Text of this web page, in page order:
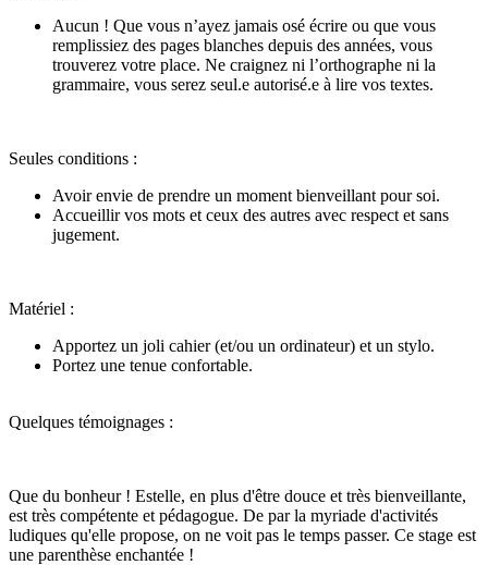
Aucun ! Que vous n’ayez jamais osé écrire ou que vous
remplissiez des pages blanches depuis des années, vous
trouverez votre place. Ne craignez ni l’orthographe ni la
grammaire, vous serez seul.e autorisé.e à lire vos textes.
Seules conditions :
Avoir envie de prendre un moment bienveillant pour soi.
Accueillir vos mots et ceux des autres avec respect et sans
jugement.
Matériel :
Apportez un joli cahier (et/ou un ordinateur) et un stylo.
Portez une tenue confortable.
Quelques témoignages :
Que du bonheur ! Estelle, en plus d'être douce et très bienveillante,
est très compétente et pédagogue. De par la myriade d'activités
ludiques qu'elle propose, on ne voit pas le temps passer. Ce stage est
une parenthèse enchantée !